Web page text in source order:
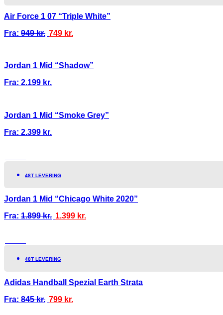
Air Force 1 07 “Triple White”
Fra: 949kr. 749 kr.
Jordan 1 Mid “Shadow”
Fra: 2.199 kr.
Jordan 1 Mid “Smoke Grey”
Fra: 2.399 kr.
48T LEVERING
Jordan 1 Mid “Chicago White 2020”
Fra: 1.899kr. 1.399 kr.
48T LEVERING
Adidas Handball Spezial Earth Strata
Fra: 845kr. 799 kr.